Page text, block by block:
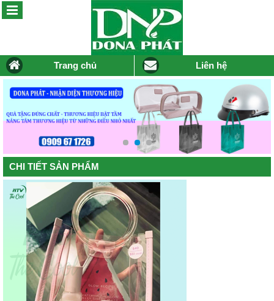
Trang chủ Liên hệ
CHI TIẾT SẢN PHẨM